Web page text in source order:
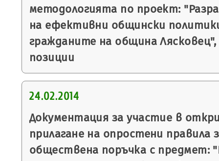
методологията по проект:
на ефективни общински
гражданите на община
позиции
24.02.2014
Документация за участие в
прилагане на опростени правила
обществена поръчка с предмет: